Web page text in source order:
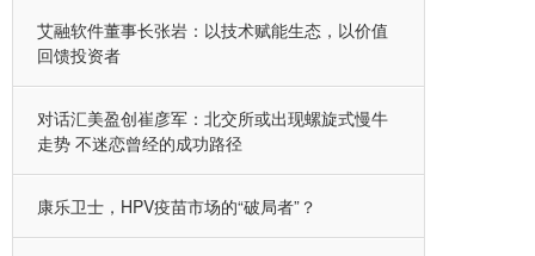
艾融软件董事长张岩：以技术赋能生态，以价值
回馈投资者
对话汇美盈创崔彦军：北交所或出现螺旋式慢牛
走势 不迷恋曾经的成功路径
康乐卫士，HPV疫苗市场的“破局者”？